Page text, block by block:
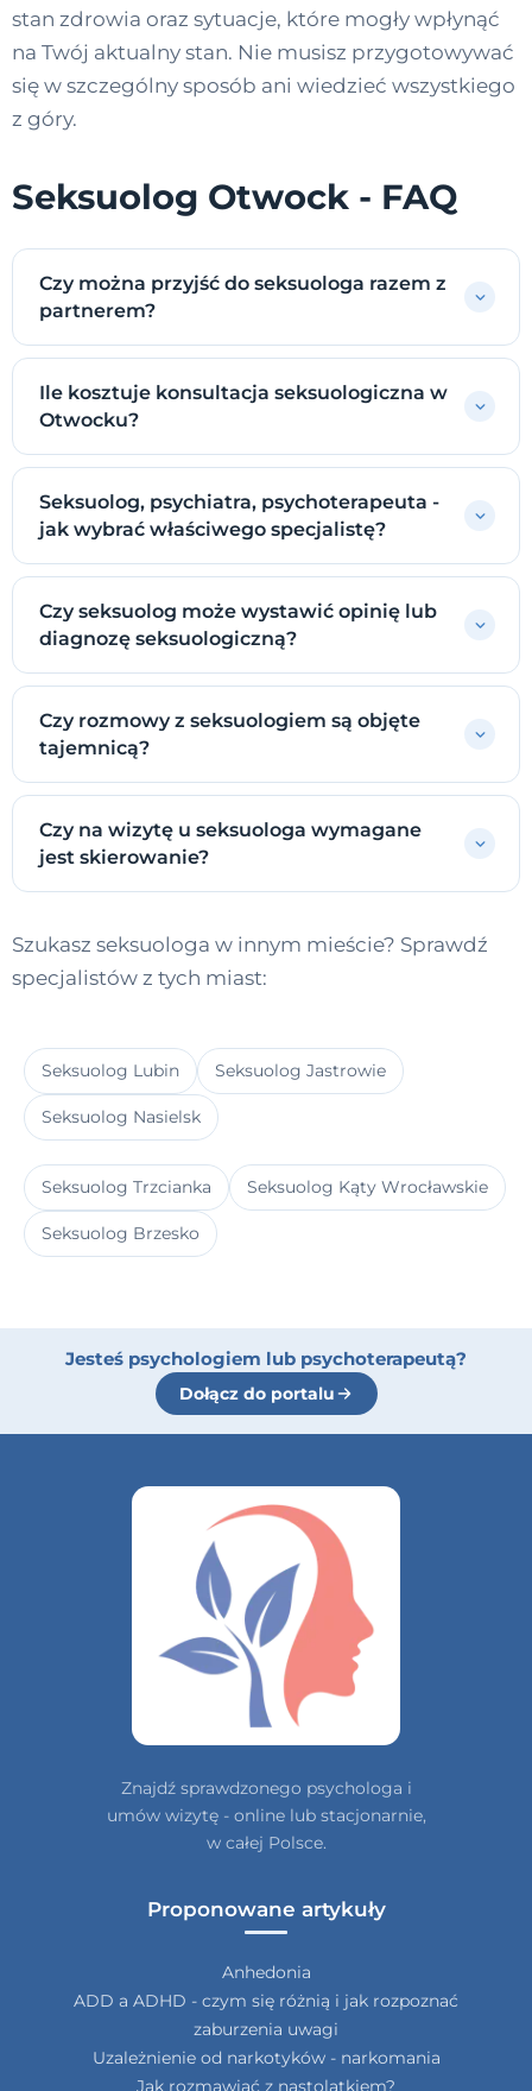
stan zdrowia oraz sytuacje, które mogły wpłynąć
na Twój aktualny stan. Nie musisz przygotowywać
się w szczególny sposób ani wiedzieć wszystkiego
z góry.
Seksuolog Otwock - FAQ
Czy można przyjść do seksuologa razem z
partnerem?
Ile kosztuje konsultacja seksuologiczna w
Otwocku?
Seksuolog, psychiatra, psychoterapeuta -
jak wybrać właściwego specjalistę?
Czy seksuolog może wystawić opinię lub
diagnozę seksuologiczną?
Czy rozmowy z seksuologiem są objęte
tajemnicą?
Czy na wizytę u seksuologa wymagane
jest skierowanie?
Szukasz seksuologa w innym mieście? Sprawdź
specjalistów z tych miast:
Seksuolog Lubin Seksuolog Jastrowie
Seksuolog Nasielsk
Seksuolog Trzcianka Seksuolog Kąty Wrocławskie
Seksuolog Brzesko
Jesteś psychologiem lub psychoterapeutą?
Dołącz do portalu
Znajdź sprawdzonego psychologa i
umów wizytę - online lub stacjonarnie,
w całej Polsce.
Proponowane artykuły
Anhedonia
ADD a ADHD - czym się różnią i jak rozpoznać
zaburzenia uwagi
Uzależnienie od narkotyków - narkomania
Jak rozmawiać z nastolatkiem?